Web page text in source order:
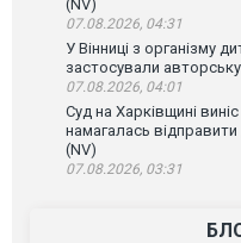
(NV)
07.08.2026, 04:31
У Вінниці з організму
застосували
07.08.2026, 04:01
Суд на Харківщині
намагалась
(NV)
07.08.2026, 03:31